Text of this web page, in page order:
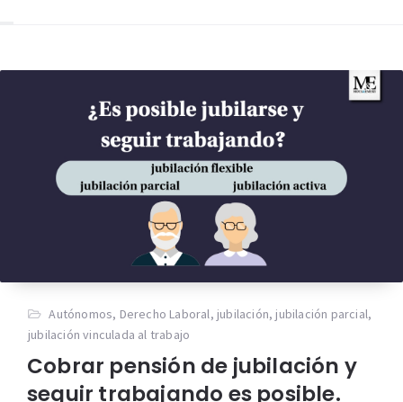
Autónomos, Derecho Laboral, jubilación, jubilación parcial,
jubilación vinculada al trabajo
Cobrar pensión de jubilación y
seguir trabajando es posible.